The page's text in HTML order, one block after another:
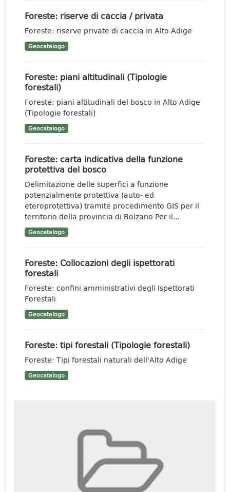
Foreste: riserve di caccia / privata
Foreste: riserve private di caccia in Alto Adige
Geocatalogo
Foreste: piani altitudinali (Tipologie
forestali)
Foreste: piani altitudinali del bosco in Alto Adige
(Tipologie forestali)
Geocatalogo
Foreste: carta indicativa della funzione
protettiva del bosco
Delimitazione delle superfici a funzione
potenzialmente protettiva (auto- ed
eteroprotettiva) tramite procedimento GIS per il
territorio della provincia di Bolzano Per il...
Geocatalogo
Foreste: Collocazioni degli ispettorati
forestali
Foreste: confini amministrativi degli Ispettorati
Forestali
Geocatalogo
Foreste: tipi forestali (Tipologie forestali)
Foreste: Tipi forestali naturali dell'Alto Adige
Geocatalogo